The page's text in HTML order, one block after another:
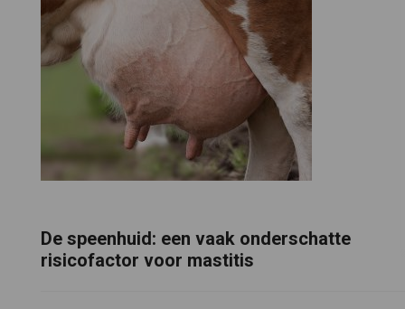
De speenhuid: een vaak onderschatte
risicofactor voor mastitis